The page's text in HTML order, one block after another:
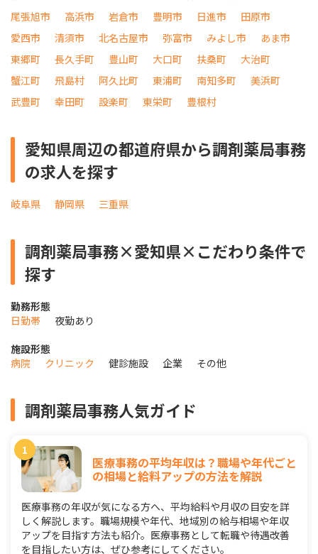
尾張旭市
高浜市 岩倉市 豊明市 日進市
田原市
愛西市
清須市 北名古屋市 弥富市 みよし市
あま市
東郷町
長久手町 豊山町 大口町 扶桑町
大治町
蟹江町
飛島村 阿久比町 東浦町 南知多町
美浜町
武豊町
幸田町 設楽町 東栄町 豊根村
愛知県周辺の都道府県から調剤薬局事務
の求人を探す
岐阜県 静岡県 三重県
調剤薬局事務×愛知県×こだわり条件で
探す
勤務形態
日勤帯
夜勤あり
施設形態
病院
クリニック 健診施設 企業 その他
調剤薬局事務人気ガイド
医療事務の平均年収は？職場や年代ごと
の相場と給料アップの方法を解説
医療事務の年収が気になる方へ、平均給料や月収の目安を詳
しく解説します。職場規模や年代、地域別の給与相場や年収
アップを目指す方法も紹介。医療事務として転職や待遇改善
を目指したい方は、ぜひ参考にしてください。